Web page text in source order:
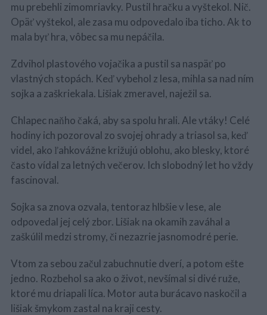
mu prebehli zimomriavky. Pustil hračku a vyštekol. Nič.
Opäť vyštekol, ale zasa mu odpovedalo iba ticho. Ak to
mala byť hra, vôbec sa mu nepáčila.
Zdvihol plastového vojačika a pustil sa naspäť po
vlastných stopách. Keď vybehol z lesa, mihla sa nad ním
sojka a zaškriekala. Lišiak zmeravel, naježil sa.
Chlapec naňho čaká, aby sa spolu hrali. Ale vtáky! Celé
hodiny ich pozoroval zo svojej ohrady a triasol sa, keď
videl, ako ľahkovážne križujú oblohu, ako blesky, ktoré
často vídal za letných večerov. Ich slobodný let ho vždy
fascinoval.
Sojka sa znova ozvala, tentoraz hlbšie v lese, ale
odpovedal jej celý zbor. Lišiak na okamih zaváhal a
zaškúlil medzi stromy, či nezazrie jasnomodré perie.
Vtom za sebou začul zabuchnutie dverí, a potom ešte
jedno. Rozbehol sa ako o život, nevšímal si divé ruže,
ktoré mu driapali líca. Motor auta burácavo naskočil a
lišiak šmykom zastal na kraji cesty.